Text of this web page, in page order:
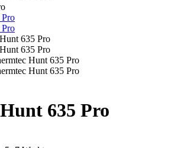
635 Pro